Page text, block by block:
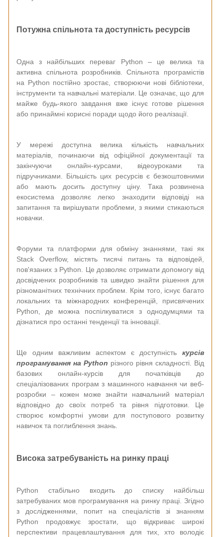
Потужна спільнота та доступність ресурсів
Одна з найбільших переваг Python – це велика та
активна спільнота розробників. Спільнота програмістів
на Python постійно зростає, створюючи нові бібліотеки,
інструменти та навчальні матеріали. Це означає, що для
майже будь-якого завдання вже існує готове рішення
або принаймні корисні поради щодо його реалізації.
У мережі доступна велика кількість навчальних
матеріалів, починаючи від офіційної документації та
закінчуючи онлайн-курсами, відеоуроками та
підручниками. Більшість цих ресурсів є безкоштовними
або мають досить доступну ціну. Така розвинена
екосистема дозволяє легко знаходити відповіді на
запитання та вирішувати проблеми, з якими стикаються
новачки.
Форуми та платформи для обміну знаннями, такі як
Stack Overflow, містять тисячі питань та відповідей,
пов'язаних з Python. Це дозволяє отримати допомогу від
досвідчених розробників та швидко знайти рішення для
різноманітних технічних проблем. Крім того, існує багато
локальних та міжнародних конференцій, присвячених
Python, де можна поспілкуватися з однодумцями та
дізнатися про останні тенденції та інновації.
Ще одним важливим аспектом є доступність курсів
програмування на Python різного рівня складності. Від
базових онлайн-курсів для початківців до
спеціалізованих програм з машинного навчання чи веб-
розробки – кожен може знайти навчальний матеріал
відповідно до своїх потреб та рівня підготовки. Це
створює комфортні умови для поступового розвитку
навичок та поглиблення знань.
Висока затребуваність на ринку праці
Python стабільно входить до списку найбільш
затребуваних мов програмування на ринку праці. Згідно
з дослідженнями, попит на спеціалістів зі знанням
Python продовжує зростати, що відкриває широкі
перспективи працевлаштування для тих, хто володіє